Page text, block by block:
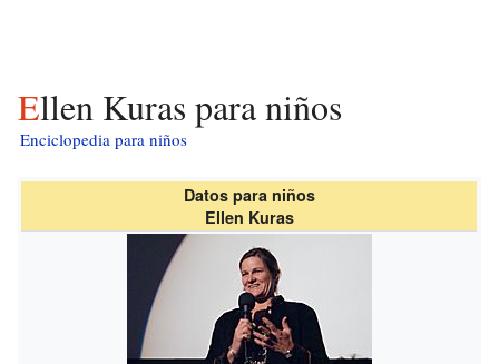
Ellen Kuras para niños
Enciclopedia para niños
Datos para niños
Ellen Kuras